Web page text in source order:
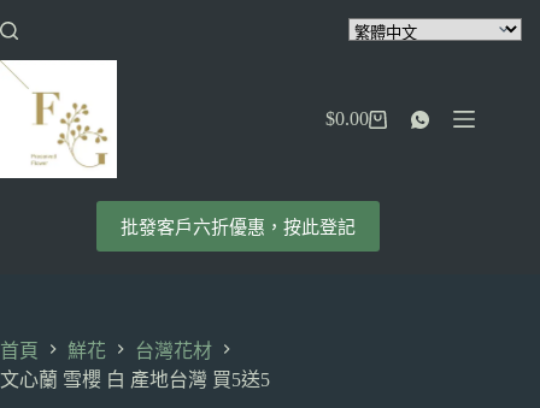
至
主
$0.00
批發客戶六折優惠，按此登記
首頁 鮮花
台灣花材
文心蘭 雪櫻 白 產地台灣 買5送5